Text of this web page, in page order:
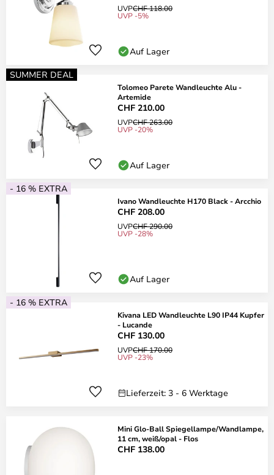
UVPCHF 118.00
UVP -5%
Auf Lager
SUMMER DEAL
Tolomeo Parete Wandleuchte Alu -
Artemide
CHF 210.00
UVPCHF 263.00
UVP -20%
Auf Lager
- 16 % EXTRA
Ivano Wandleuchte H170 Black - Arcchio
CHF 208.00
UVPCHF 290.00
UVP -28%
Auf Lager
- 16 % EXTRA
Kivana LED Wandleuchte L90 IP44 Kupfer
- Lucande
CHF 130.00
UVPCHF 170.00
UVP -23%
Lieferzeit: 3 - 6 Werktage
Mini Glo-Ball Spiegellampe/Wandlampe,
11 cm, weiß/opal - Flos
CHF 138.00